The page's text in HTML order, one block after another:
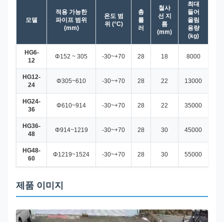
모델
적용 가능한
파이프 범위
(mm)
온도 범
위 (°C)
총
롤
러
철사
선 지
름
(mm)
최대
들어
올림
용량
(kg)
HG6-
12
Φ152 ~ 305 -30~+70 28 18 8000
HG12-
24
Φ305~610 -30~+70 28 22 13000
HG24-
36
Φ610~914 -30~+70 28 22 35000
HG36-
48
Φ914~1219 -30~+70 28 30 45000
HG48-
60
Φ1219~1524 -30~+70 28 30 55000
제품 이미지